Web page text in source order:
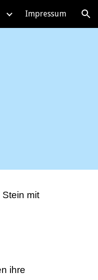
Impressum
mit
ihre